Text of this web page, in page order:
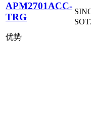
APM2701ACC-
TRG
优势